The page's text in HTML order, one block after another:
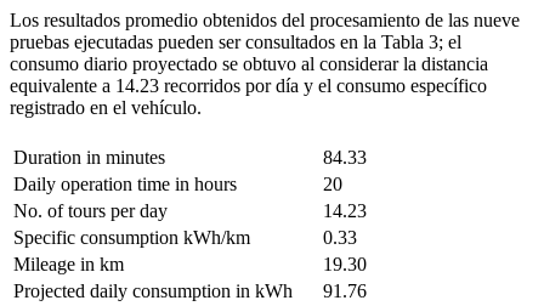
Los resultados promedio obtenidos del procesamiento de las nueve
pruebas ejecutadas pueden ser consultados en la Tabla 3; el
consumo diario proyectado se obtuvo al considerar la distancia
equivalente a 14.23 recorridos por día y el consumo específico
registrado en el vehículo.
Duration in minutes
84.33
Daily operation time in hours
20
No. of tours per day
14.23
Specific consumption kWh/km
0.33
Mileage in km
19.30
Projected daily consumption in kWh
91.76